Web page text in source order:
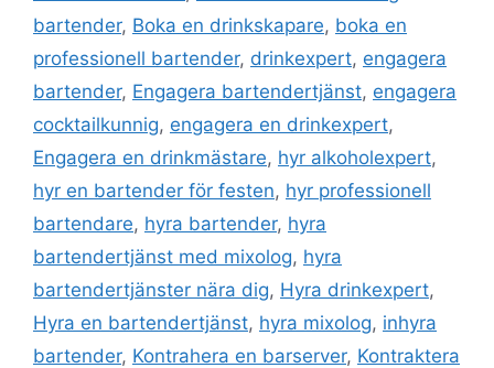
bartender, Boka en drinkskapare, boka en
professionell bartender, drinkexpert, engagera
bartender, Engagera bartendertjänst, engagera
cocktailkunnig, engagera en drinkexpert,
Engagera en drinkmästare, hyr alkoholexpert,
hyr en bartender för festen, hyr professionell
bartendare, hyra bartender, hyra
bartendertjänst med mixolog, hyra
bartendertjänster nära dig, Hyra drinkexpert,
Hyra en bartendertjänst, hyra mixolog, inhyra
bartender, Kontrahera en barserver, Kontraktera